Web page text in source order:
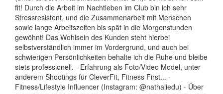
fit! Durch die Arbeit im Nachtleben im Club bin ich sehr
Stressresistent, und die Zusammenarbeit mit Menschen
sowie lange Arbeitszeiten bis spät in die Morgenstunden
gewöhnt! Das Wohlsein des Kunden steht hierbei
selbstverständlich immer im Vordergrund, und auch bei
schwierigen Persönlichkeiten behalte ich die Ruhe und bleibe
stets professionell. - Erfahrung als Foto/Video Model, unter
anderem Shootings für CleverFit, Fitness First... -
Fitness/Lifestyle Influencer (Instagram: @nathaliedu) - Über